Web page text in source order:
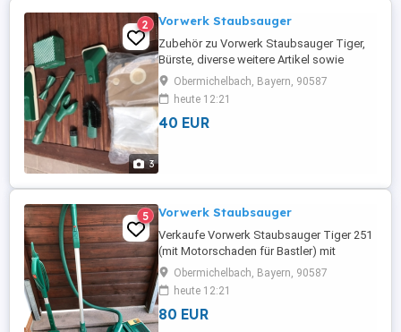
3
2 Vorwerk Staubsauger
Zubehör zu Vorwerk Staubsauger Tiger,
Bürste, diverse weitere Artikel sowie
Staubbeutel, Versand möglich
Obermichelbach, Bayern, 90587
heute 12:21
40 EUR
5 Vorwerk Staubsauger
Verkaufe Vorwerk Staubsauger Tiger 251
(mit Motorschaden für Bastler) mit
reichlichem Zubehör: Polsterboy PB411,
Teppichfrischer TF733, Elektrobürste
EB350, Radiatorbürste, Bohrstaubdüse,
Polsterdüse, 18 Staubbeutel sowie 16
Obermichelbach, Bayern, 90587
heute 12:21
80 EUR